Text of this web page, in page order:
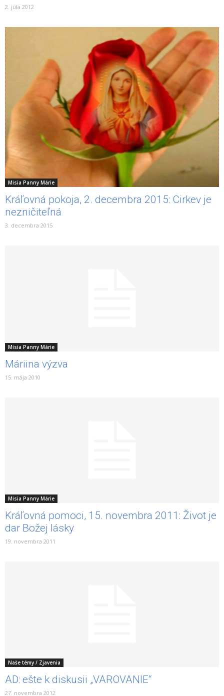
2. júla 2012
Misia Panny Márie
Kráľovná pokoja, 2. decembra 2015: Cirkev je
nezničiteľná
3. decembra 2015
Misia Panny Márie
Máriina výzva
15. mája 2010
Misia Panny Márie
Kráľovná pomoci, 15. novembra 2011: Život je
dar Božej lásky
19. novembra 2011
Naše témy / Zjavenia
AD: ešte k diskusii „VAROVANIE“
27. novembra 2012